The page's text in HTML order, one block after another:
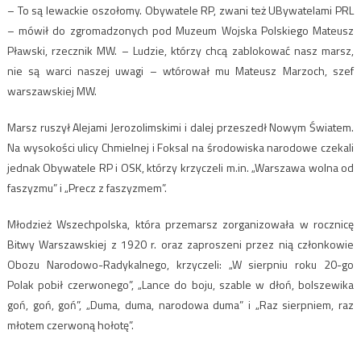
– To są lewackie oszołomy. Obywatele RP, zwani też UBywatelami PRL
– mówił do zgromadzonych pod Muzeum Wojska Polskiego Mateusz
Pławski, rzecznik MW. – Ludzie, którzy chcą zablokować nasz marsz,
nie są warci naszej uwagi – wtórował mu Mateusz Marzoch, szef
warszawskiej MW.
Marsz ruszył Alejami Jerozolimskimi i dalej przeszedł Nowym Światem.
Na wysokości ulicy Chmielnej i Foksal na środowiska narodowe czekali
jednak Obywatele RP i OSK, którzy krzyczeli m.in. „Warszawa wolna od
faszyzmu” i „Precz z faszyzmem”.
Młodzież Wszechpolska, która przemarsz zorganizowała w rocznicę
Bitwy Warszawskiej z 1920 r. oraz zaproszeni przez nią członkowie
Obozu Narodowo-Radykalnego, krzyczeli: „W sierpniu roku 20-go
Polak pobił czerwonego”, „Lance do boju, szable w dłoń, bolszewika
goń, goń, goń”, „Duma, duma, narodowa duma” i „Raz sierpniem, raz
młotem czerwoną hołotę”.